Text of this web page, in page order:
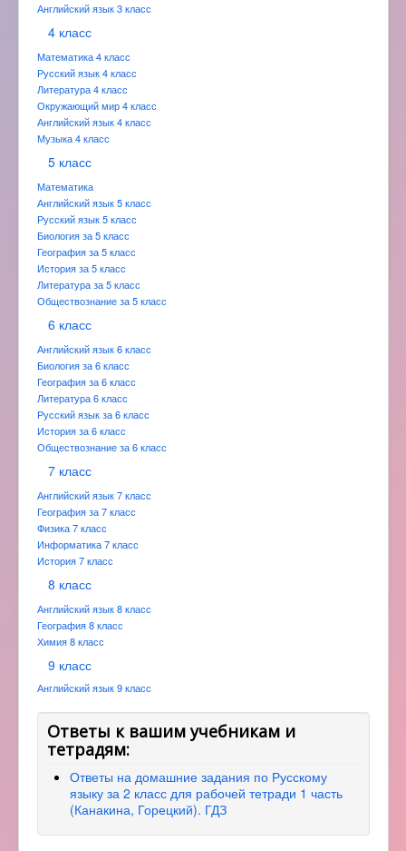
Английский язык 3 класс
4 класс
Математика 4 класс
Русский язык 4 класс
Литература 4 класс
Окружающий мир 4 класс
Английский язык 4 класс
Музыка 4 класс
5 класс
Математика
Английский язык 5 класс
Русский язык 5 класс
Биология за 5 класс
География за 5 класс
История за 5 класс
Литература за 5 класс
Обществознание за 5 класс
6 класс
Английский язык 6 класс
Биология за 6 класс
География за 6 класс
Литература 6 класс
Русский язык за 6 класс
История за 6 класс
Обществознание за 6 класс
7 класс
Английский язык 7 класс
География за 7 класс
Физика 7 класс
Информатика 7 класс
История 7 класс
8 класс
Английский язык 8 класс
География 8 класс
Химия 8 класс
9 класс
Английский язык 9 класс
Ответы к вашим учебникам и
тетрадям:
Ответы на домашние задания по Русскому
языку за 2 класс для рабочей тетради 1 часть
(Канакина, Горецкий). ГДЗ